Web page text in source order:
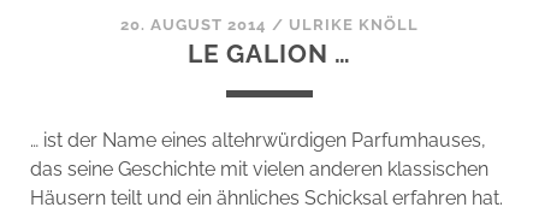
DUFTNOTEN
SCHLAGWORTE
LINK-SAMMLUNG
ARTIKEL-ARCHIV
20. AUGUST 2014 / ULRIKE KNÖLL
LE GALION …
… ist der Name eines altehrwürdigen Parfumhauses,
das seine Geschichte mit vielen anderen klassischen
Häusern teilt und ein ähnliches Schicksal erfahren hat.